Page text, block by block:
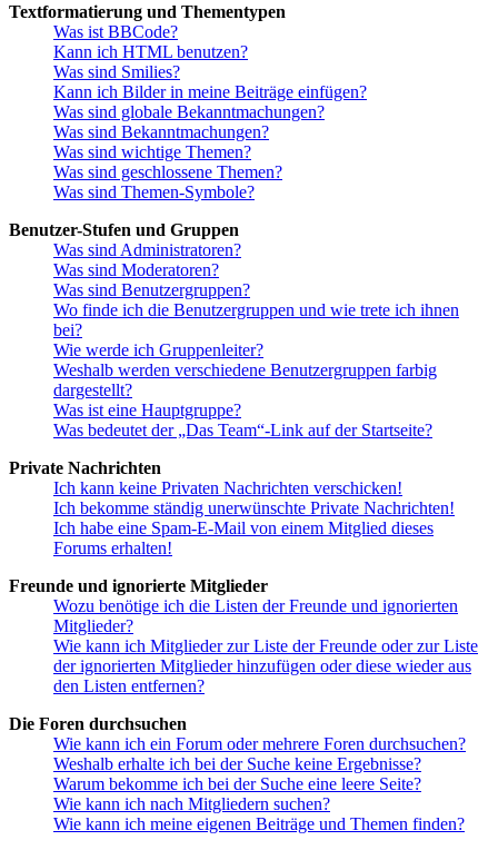
Textformatierung und Thementypen
Was ist BBCode?
Kann ich HTML benutzen?
Was sind Smilies?
Kann ich Bilder in meine Beiträge einfügen?
Was sind globale Bekanntmachungen?
Was sind Bekanntmachungen?
Was sind wichtige Themen?
Was sind geschlossene Themen?
Was sind Themen-Symbole?
Benutzer-Stufen und Gruppen
Was sind Administratoren?
Was sind Moderatoren?
Was sind Benutzergruppen?
Wo finde ich die Benutzergruppen und wie trete ich ihnen
bei?
Wie werde ich Gruppenleiter?
Weshalb werden verschiedene Benutzergruppen farbig
dargestellt?
Was ist eine Hauptgruppe?
Was bedeutet der „Das Team“-Link auf der Startseite?
Private Nachrichten
Ich kann keine Privaten Nachrichten verschicken!
Ich bekomme ständig unerwünschte Private Nachrichten!
Ich habe eine Spam-E-Mail von einem Mitglied dieses
Forums erhalten!
Freunde und ignorierte Mitglieder
Wozu benötige ich die Listen der Freunde und ignorierten
Mitglieder?
Wie kann ich Mitglieder zur Liste der Freunde oder zur Liste
der ignorierten Mitglieder hinzufügen oder diese wieder aus
den Listen entfernen?
Die Foren durchsuchen
Wie kann ich ein Forum oder mehrere Foren durchsuchen?
Weshalb erhalte ich bei der Suche keine Ergebnisse?
Warum bekomme ich bei der Suche eine leere Seite?
Wie kann ich nach Mitgliedern suchen?
Wie kann ich meine eigenen Beiträge und Themen finden?